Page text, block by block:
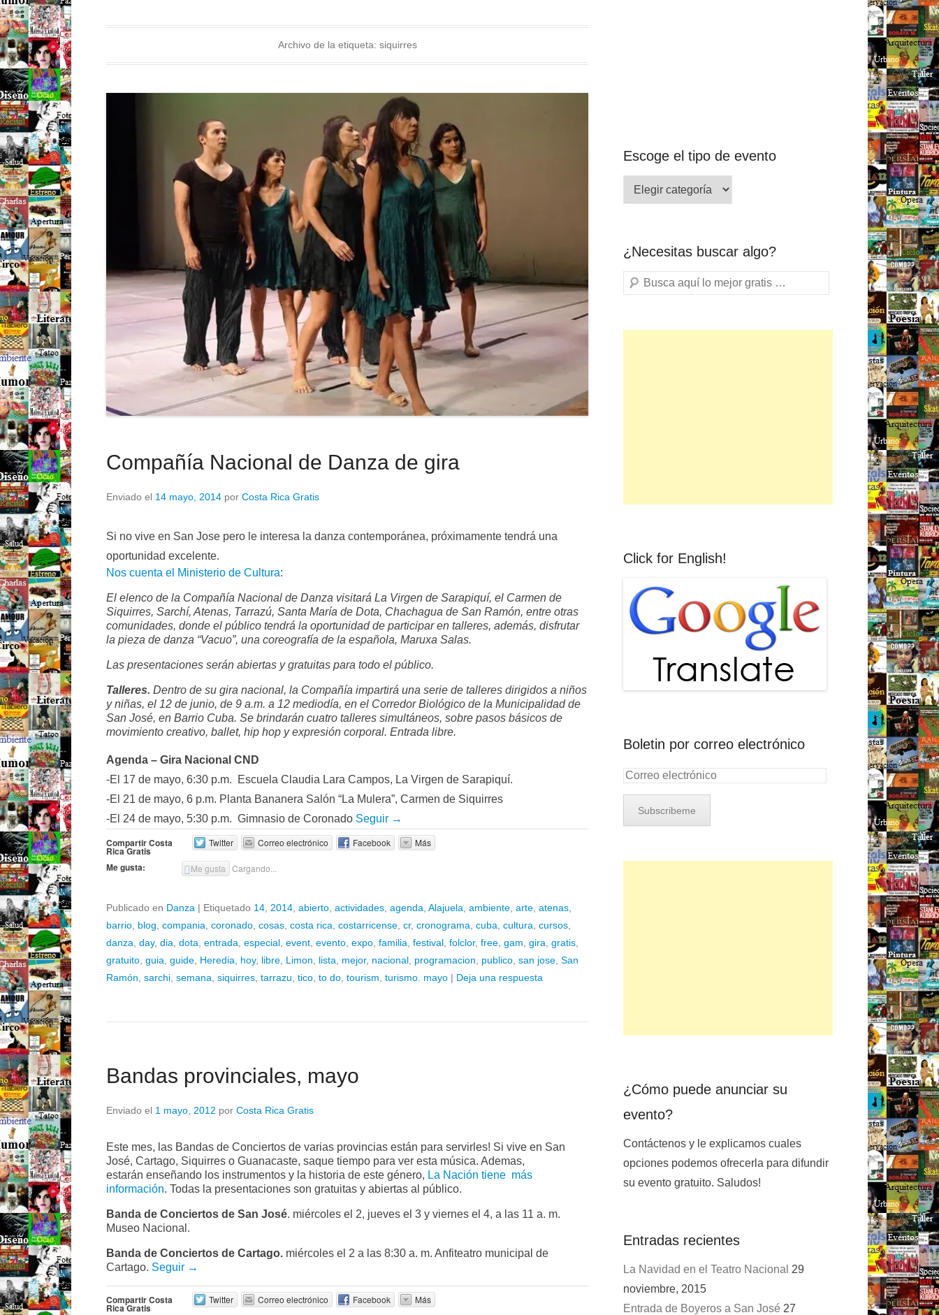
Archivo de la etiqueta: siquirres
Compañía Nacional de Danza de gira
Enviado el 14 mayo, 2014 por Costa Rica Gratis
Si no vive en San Jose pero le interesa la danza contemporánea, próximamente tendrá una
oportunidad excelente.
Nos cuenta el Ministerio de Cultura:
El elenco de la Compañía Nacional de Danza visitará La Virgen de Sarapiquí, el Carmen de
Siquirres, Sarchí, Atenas, Tarrazú, Santa María de Dota, Chachagua de San Ramón, entre otras
comunidades, donde el público tendrá la oportunidad de participar en talleres, además, disfrutar
la pieza de danza “Vacuo”, una coreografía de la española, Maruxa Salas.
Las presentaciones serán abiertas y gratuitas para todo el público.
Talleres. Dentro de su gira nacional, la Compañía impartirá una serie de talleres dirigidos a niños
y niñas, el 12 de junio, de 9 a.m. a 12 mediodía, en el Corredor Biológico de la Municipalidad de
San José, en Barrio Cuba. Se brindarán cuatro talleres simultáneos, sobre pasos básicos de
movimiento creativo, ballet, hip hop y expresión corporal. Entrada libre.
Agenda – Gira Nacional CND
-El 17 de mayo, 6:30 p.m. Escuela Claudia Lara Campos, La Virgen de Sarapiquí.
-El 21 de mayo, 6 p.m. Planta Bananera Salón “La Mulera”, Carmen de Siquirres
-El 24 de mayo, 5:30 p.m. Gimnasio de Coronado Seguir →
Compartir Costa
Rica Gratis
Twitter Correo electrónico Facebook Más
Me gusta: Me gusta Cargando...
Publicado en Danza | Etiquetado 14 2014 abierto actividades agenda Alajuela ambiente arte atenas
barrio blog compania coronado cosas costa rica costarricense cr, cronograma cuba cultura cursos
danza day, dia dota entrada especial event evento expo familia festival folclor, free gam gira gratis
gratuito guia guide Heredia hoy, libre Limon lista mejor, nacional programacion publico san jose San
Ramón sarchi semana siquirres tarrazu tico to do tourism turismo. mayo | Deja una respuesta
Bandas provinciales, mayo
Enviado el 1 mayo, 2012 por Costa Rica Gratis
Este mes, las Bandas de Conciertos de varias provincias están para servirles! Si vive en San
José, Cartago, Siquirres o Guanacaste, saque tiempo para ver esta música. Ademas,
estarán enseñando los instrumentos y la historia de este género, La Nación tiene más
información. Todas la presentaciones son gratuitas y abiertas al público.
Banda de Conciertos de San José. miércoles el 2, jueves el 3 y viernes el 4, a las 11 a. m.
Museo Nacional.
Banda de Conciertos de Cartago. miércoles el 2 a las 8:30 a. m. Anfiteatro municipal de
Cartago. Seguir →
Compartir Costa
Rica Gratis
Twitter Correo electrónico Facebook Más
Escoge el tipo de evento
¿Necesitas buscar algo?
Buscar
Click for English!
Boletin por correo electrónico
¿Cómo puede anunciar su
evento?
Contáctenos y le explicamos cuales
opciones podemos ofrecerla para difundir
su evento gratuito. Saludos!
Entradas recientes
La Navidad en el Teatro Nacional 29
noviembre, 2015
Entrada de Boyeros a San José 27